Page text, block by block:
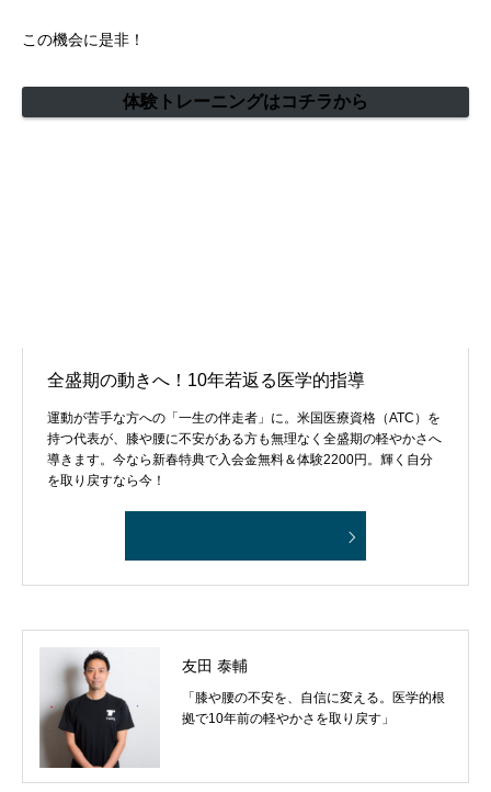
この機会に是非！
体験トレーニングはコチラから
全盛期の動きへ！10年若返る医学的指導
運動が苦手な方への「一生の伴走者」に。米国医療資格（ATC）を
持つ代表が、膝や腰に不安がある方も無理なく全盛期の軽やかさへ
導きます。今なら新春特典で入会金無料＆体験2200円。輝く自分
を取り戻すなら今！
友田 泰輔
「膝や腰の不安を、自信に変える。医学的根
拠で10年前の軽やかさを取り戻す」